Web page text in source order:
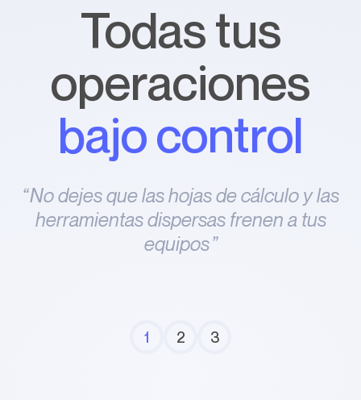
Todas tus
operaciones
bajo control
No dejes que las hojas de cálculo y las
herramientas dispersas frenen a tus
equipos
1 2 3